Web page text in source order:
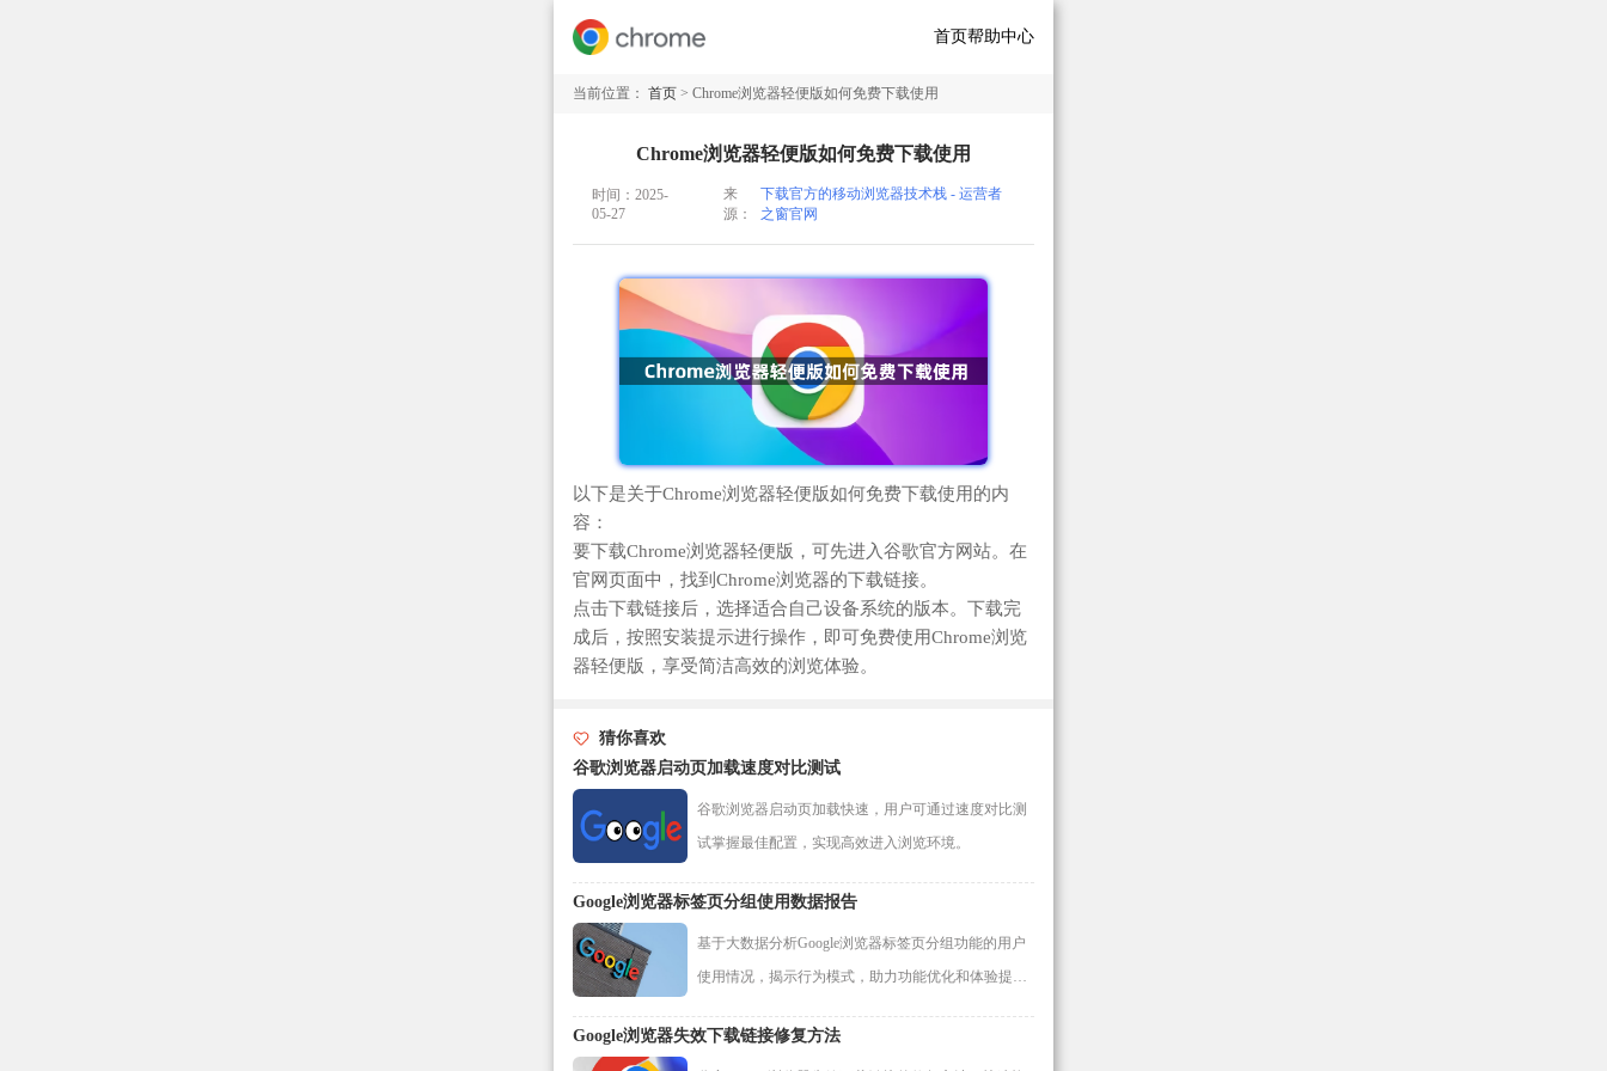
首页帮助中心
当前位置： 首页 > Chrome浏览器轻便版如何免费下载使用
Chrome浏览器轻便版如何免费下载使用
时间：2025-
05-27
来
源：
下载官方的移动浏览器技术栈 - 运营者
之窗官网
以下是关于Chrome浏览器轻便版如何免费下载使用的内
容：
要下载Chrome浏览器轻便版，可先进入谷歌官方网站。在
官网页面中，找到Chrome浏览器的下载链接。
点击下载链接后，选择适合自己设备系统的版本。下载完
成后，按照安装提示进行操作，即可免费使用Chrome浏览
器轻便版，享受简洁高效的浏览体验。
猜你喜欢
谷歌浏览器启动页加载速度对比测试
谷歌浏览器启动页加载快速，用户可通过速度对比测
试掌握最佳配置，实现高效进入浏览环境。
Google浏览器标签页分组使用数据报告
基于大数据分析Google浏览器标签页分组功能的用户
使用情况，揭示行为模式，助力功能优化和体验提
Google浏览器失效下载链接修复方法